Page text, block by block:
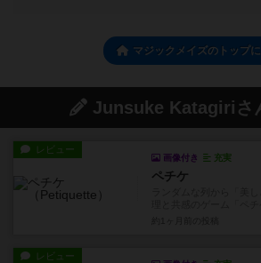
マジックメイズのトップ
Junsuke Katagiriさ
レビュー
画像付き 充実
ペチケ
レビュー